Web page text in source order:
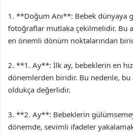
1. **Doğum Anı**: Bebek dünyaya
fotoğraflar mutlaka çekilmelidir. Bu
en önemli dönüm noktalarından
2. **1. Ay**: İlk ay, bebeklerin en
dönemlerden biridir. Bu nedenle,
oldukça değerlidir.
3. **2. Ay**: Bebeklerin
dönemde, sevimli ifadeler